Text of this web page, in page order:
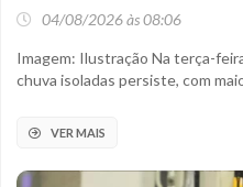
04/08/2026 às 08:06
Imagem: Ilustração Na terça-
chuva isoladas persiste, com
VER MAIS